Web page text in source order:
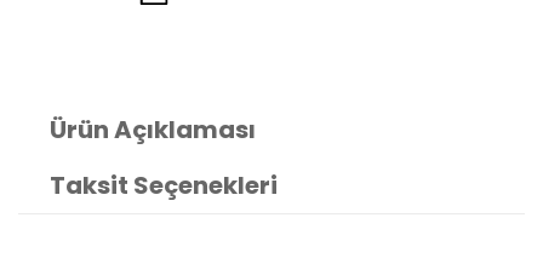
Ürün Açıklaması
Taksit Seçenekleri